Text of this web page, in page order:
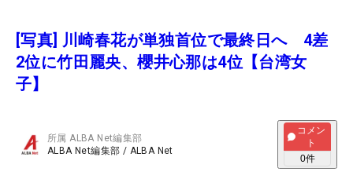
[写真] 川崎春花が単独首位で最終日へ 4差
2位に竹田麗央、櫻井心那は4位【台湾女
子】
所属ALBA Net編集部
ALBA Net編集部 / ALBA Net
コメン
ト
0件